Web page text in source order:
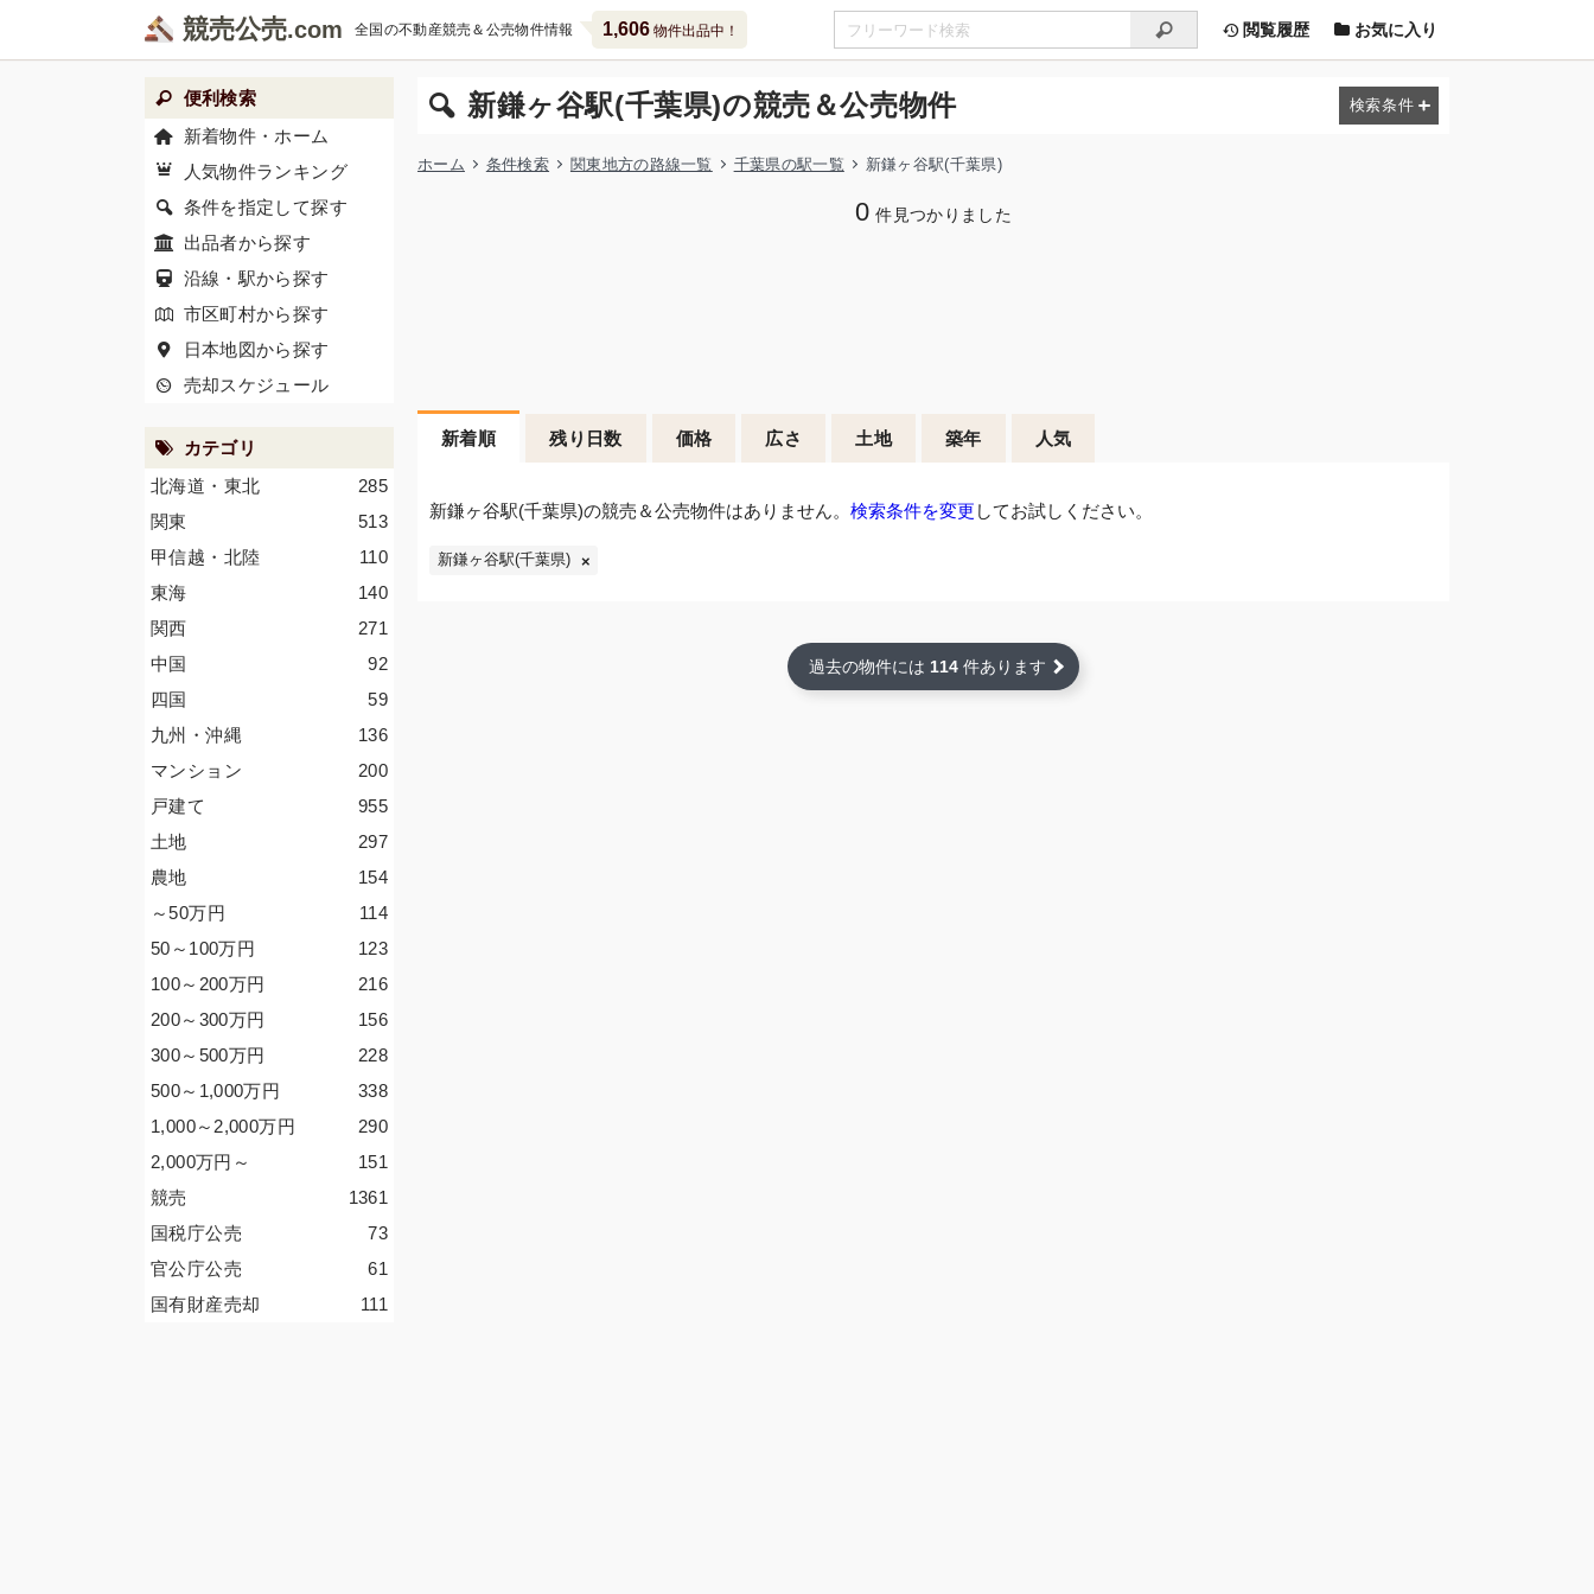
競売公売 全国の不動産競売＆公売物件情報 1,606物件出品中！ 閲覧履歴 お気に入り
新鎌ヶ谷駅(千葉県)の競売＆公売物件
ホーム 条件検索 関東地方の路線一覧 千葉県の駅一覧 新鎌ヶ谷駅(千葉県)
0 件見つかりました
新着順 残り日数 価格 広さ 土地 築年 人気
新鎌ヶ谷駅(千葉県)の競売＆公売物件はありません。 検索条件を変更 してお試しください。
新鎌ヶ谷駅(千葉県)
過去の物件には 114 件あります
便利検索
新着物件・ホーム
人気物件ランキング
条件を指定して探す
出品者から探す
沿線・駅から探す
市区町村から探す
日本地図から探す
売却スケジュール
カテゴリ
285
北海道・東北
513
関東
110
甲信越・北陸
140
東海
271
関西
92
中国
59
四国
136
九州・沖縄
200
マンション
955
戸建て
297
土地
154
農地
114
～50万円
123
50～100万円
216
100～200万円
156
200～300万円
228
300～500万円
338
500～1,000万円
290
1,000～2,000万円
151
2,000万円 ～
1361
競売
73
国税庁公売
61
官公庁公売
111
国有財産売却